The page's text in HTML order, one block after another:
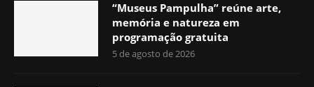
“Museus Pampulha” reúne arte,
memória e natureza em
programação gratuita
5 de agosto de 2026